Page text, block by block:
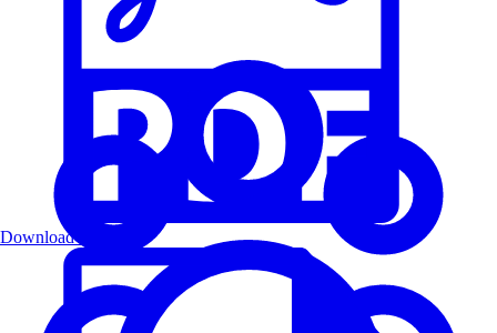
Download PDF